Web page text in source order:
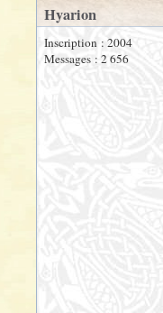
Hyarion
Inscription : 2004
Messages : 2 656